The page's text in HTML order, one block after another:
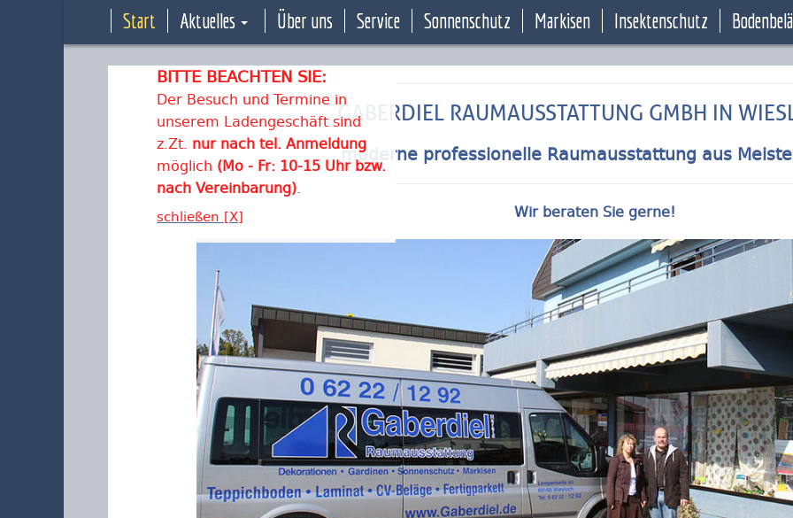
Start Aktuelles Über uns Service Sonnenschutz Markisen Insektenschutz
BITTE BEACHTEN SIE:
Der Besuch und Termine in
unserem Ladengeschäft sind
z.Zt. nur nach tel. Anmeldung
möglich (Mo - Fr: 10-15 Uhr bzw.
nach Vereinbarung).
schließen [X]
GABERDIEL RAUMAUSSTATTUNG GMBH IN
moderne professionelle Raumausstattung aus
Wir beraten Sie gerne!